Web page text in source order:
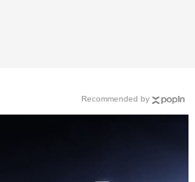
Recommended by